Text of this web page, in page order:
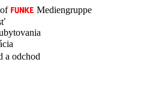
Mediengruppe
a odchod